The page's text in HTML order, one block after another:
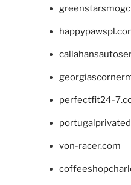
perfectfit24-
von-racer.com